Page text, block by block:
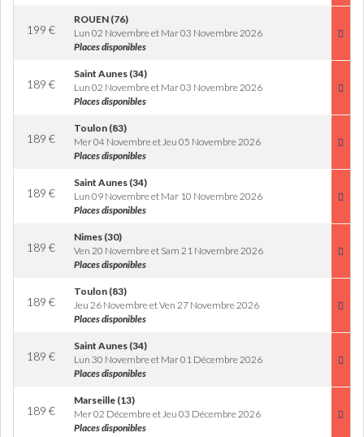
199 €
ROUEN (76)
Lun 02 Novembre et Mar 03 Novembre 2026
Places disponibles
189 €
Saint Aunes (34)
Lun 02 Novembre et Mar 03 Novembre 2026
Places disponibles
189 €
Toulon (83)
Mer 04 Novembre et Jeu 05 Novembre 2026
Places disponibles
189 €
Saint Aunes (34)
Lun 09 Novembre et Mar 10 Novembre 2026
Places disponibles
189 €
Nimes (30)
Ven 20 Novembre et Sam 21 Novembre 2026
Places disponibles
189 €
Toulon (83)
Jeu 26 Novembre et Ven 27 Novembre 2026
Places disponibles
189 €
Saint Aunes (34)
Lun 30 Novembre et Mar 01 Décembre 2026
Places disponibles
189 €
Marseille (13)
Mer 02 Décembre et Jeu 03 Décembre 2026
Places disponibles